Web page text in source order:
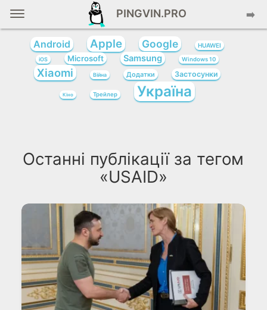
PINGVIN.PRO ➡️
Android Apple Google HUAWEI
iOS Microsoft Samsung Windows 10
Xiaomi Війна Додатки Застосунки
Кіно Трейлер Україна
Останні публікації за тегом
«USAID»